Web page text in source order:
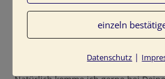
Liebe Andrea,
Vielen Dank für Deinen Kommentar.
einzeln
Datenschutz |